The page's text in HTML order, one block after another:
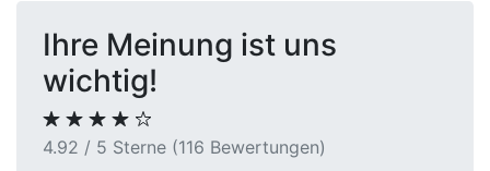
Ihre Meinung ist uns
wichtig!
4.92 / 5 Sterne (116 Bewertungen)